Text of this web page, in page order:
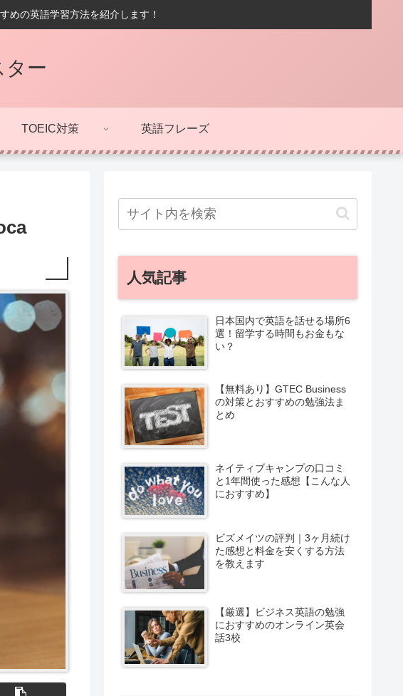
めの英語学習方法を紹介します！
ター
TOEIC対策 英語フレーズ
人気記事
日本国内で英語を話せる場所6
選！留学する時間もお金もな
い？
【無料あり】GTEC Business
の対策とおすすめの勉強法ま
とめ
ネイティブキャンプの口コミ
と1年間使った感想【こんな人
におすすめ】
ビズメイツの評判｜3ヶ月続け
た感想と料金を安くする方法
を教えます
【厳選】ビジネス英語の勉強
におすすめのオンライン英会
話3校